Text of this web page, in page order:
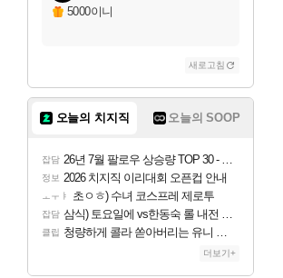
5000이니
새로고침
오늘의 치지직 오늘의 SOOP
잡담 26년 7월 팔로우 상승량 TOP 30 - 월간 치지직
정보 2026 치지직 이리대회 오픈컵 안내
ㅗㅜㅑ 초ㅇㅎ) 수녀 코스프레 제로투
잡담 삼식) 토요일에 vs한동숙 롤 내전 예정
클립 청량하게 콜라 쏟아버리는 유니 ㅋㅋㅋ
더보기+